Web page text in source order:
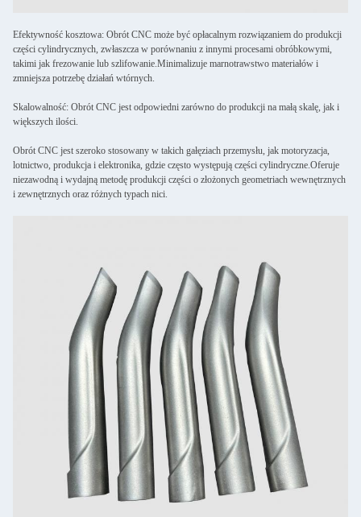
Efektywność kosztowa: Obrót CNC może być opłacalnym rozwiązaniem do produkcji
części cylindrycznych, zwłaszcza w porównaniu z innymi procesami obróbkowymi,
takimi jak frezowanie lub szlifowanie.Minimalizuje marnotrawstwo materiałów i
zmniejsza potrzebę działań wtórnych.
Skalowalność: Obrót CNC jest odpowiedni zarówno do produkcji na małą skalę, jak i
większych ilości.
Obrót CNC jest szeroko stosowany w takich gałęziach przemysłu, jak motoryzacja,
lotnictwo, produkcja i elektronika, gdzie często występują części cylindryczne.Oferuje
niezawodną i wydajną metodę produkcji części o złożonych geometriach wewnętrznych
i zewnętrznych oraz różnych typach nici.